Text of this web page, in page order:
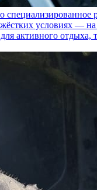
условиях —
активного